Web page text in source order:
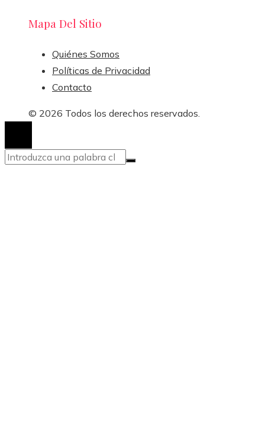
Mapa Del Sitio
Quiénes Somos
Políticas de Privacidad
Contacto
© 2026 Todos los derechos reservados.